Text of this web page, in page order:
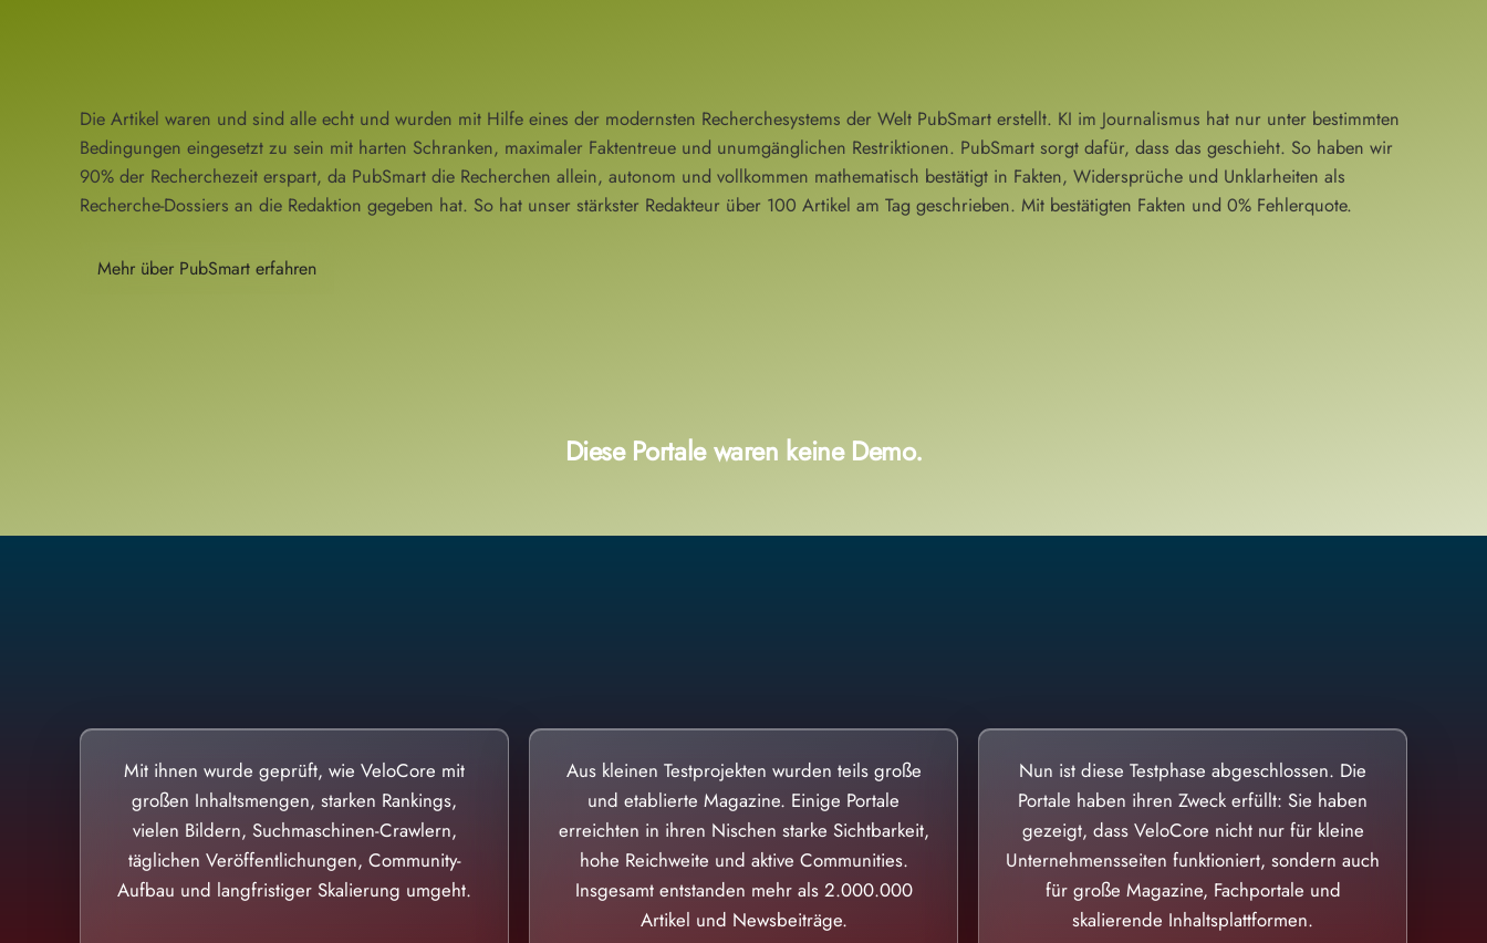
Die Artikel waren und sind alle echt und wurden mit Hilfe eines der modernsten Recherchesystems der Welt PubSmart erstellt. KI im Journalismus hat nur unter bestimmten
Bedingungen eingesetzt zu sein mit harten Schranken, maximaler Faktentreue und unumgänglichen Restriktionen. PubSmart sorgt dafür, dass das geschieht. So haben wir
90% der Recherchezeit erspart, da PubSmart die Recherchen allein, autonom und vollkommen mathematisch bestätigt in Fakten, Widersprüche und Unklarheiten als
Recherche-Dossiers an die Redaktion gegeben hat. So hat unser stärkster Redakteur über 100 Artikel am Tag geschrieben. Mit bestätigten Fakten und 0% Fehlerquote.
Mehr über PubSmart erfahren
Diese Portale waren keine Demo.
Mit ihnen wurde geprüft, wie VeloCore mit
großen Inhaltsmengen, starken Rankings,
vielen Bildern, Suchmaschinen-Crawlern,
täglichen Veröffentlichungen, Community-
Aufbau und langfristiger Skalierung umgeht.
Aus kleinen Testprojekten wurden teils große
und etablierte Magazine. Einige Portale
erreichten in ihren Nischen starke Sichtbarkeit,
hohe Reichweite und aktive Communities.
Insgesamt entstanden mehr als 2.000.000
Artikel und Newsbeiträge.
Nun ist diese Testphase abgeschlossen. Die
Portale haben ihren Zweck erfüllt: Sie haben
gezeigt, dass VeloCore nicht nur für kleine
Unternehmensseiten funktioniert, sondern auch
für große Magazine, Fachportale und
skalierende Inhaltsplattformen.